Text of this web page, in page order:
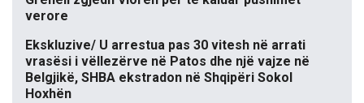
verore
Ekskluzive/ U arrestua pas 30 vitesh në arrati
vrasësi i vëllezërve në Patos dhe një vajze në
Belgjikë, SHBA ekstradon në Shqipëri Sokol
Hoxhën